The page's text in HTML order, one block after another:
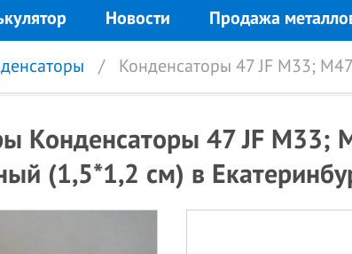
Новости Продажа
Конденсаторы 47 JF М33;
Конденсаторы 47 JF
(1,5*1,2 см) в